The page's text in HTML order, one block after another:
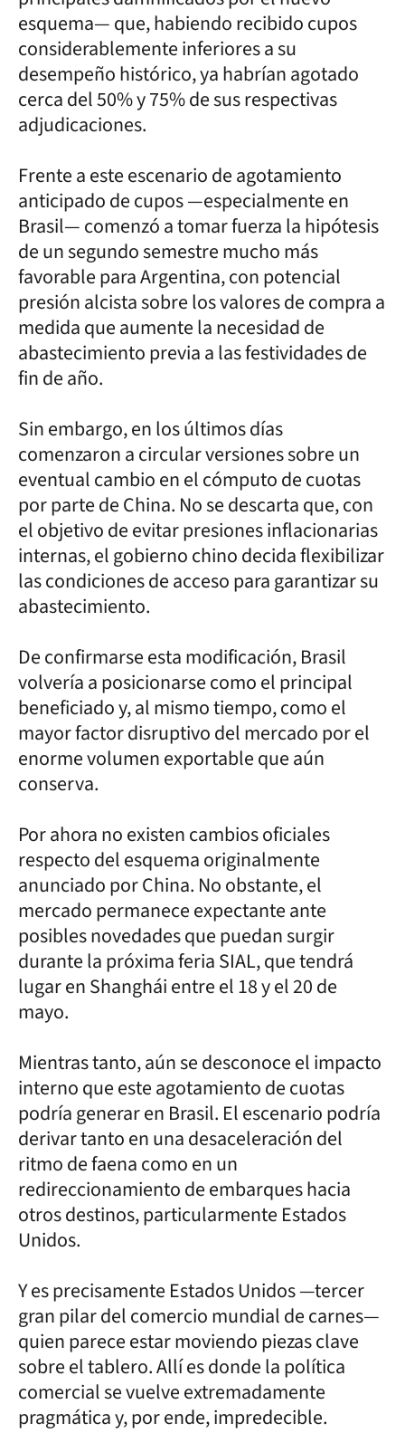
esquema— que, habiendo recibido cupos
considerablemente inferiores a su
desempeño histórico, ya habrían agotado
cerca del 50% y 75% de sus respectivas
adjudicaciones.
Frente a este escenario de agotamiento
anticipado de cupos —especialmente en
Brasil— comenzó a tomar fuerza la hipótesis
de un segundo semestre mucho más
favorable para Argentina, con potencial
presión alcista sobre los valores de compra a
medida que aumente la necesidad de
abastecimiento previa a las festividades de
fin de año.
Sin embargo, en los últimos días
comenzaron a circular versiones sobre un
eventual cambio en el cómputo de cuotas
por parte de China. No se descarta que, con
el objetivo de evitar presiones inflacionarias
internas, el gobierno chino decida flexibilizar
las condiciones de acceso para garantizar su
abastecimiento.
De confirmarse esta modificación, Brasil
volvería a posicionarse como el principal
beneficiado y, al mismo tiempo, como el
mayor factor disruptivo del mercado por el
enorme volumen exportable que aún
conserva.
Por ahora no existen cambios oficiales
respecto del esquema originalmente
anunciado por China. No obstante, el
mercado permanece expectante ante
posibles novedades que puedan surgir
durante la próxima feria SIAL, que tendrá
lugar en Shanghái entre el 18 y el 20 de
mayo.
Mientras tanto, aún se desconoce el impacto
interno que este agotamiento de cuotas
podría generar en Brasil. El escenario podría
derivar tanto en una desaceleración del
ritmo de faena como en un
redireccionamiento de embarques hacia
otros destinos, particularmente Estados
Unidos.
Y es precisamente Estados Unidos —tercer
gran pilar del comercio mundial de carnes—
quien parece estar moviendo piezas clave
sobre el tablero. Allí es donde la política
comercial se vuelve extremadamente
pragmática y, por ende, impredecible.